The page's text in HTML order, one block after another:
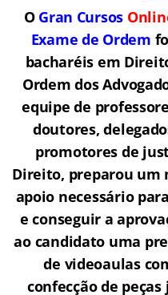
O Gran Cursos
Exame de Ordem f
bacharéis em
Ordem dos
equipe de
doutores,
promotores de
Direito, preparou um
apoio necessário
e conseguir a
ao candidato uma
de videoaulas
confecção de